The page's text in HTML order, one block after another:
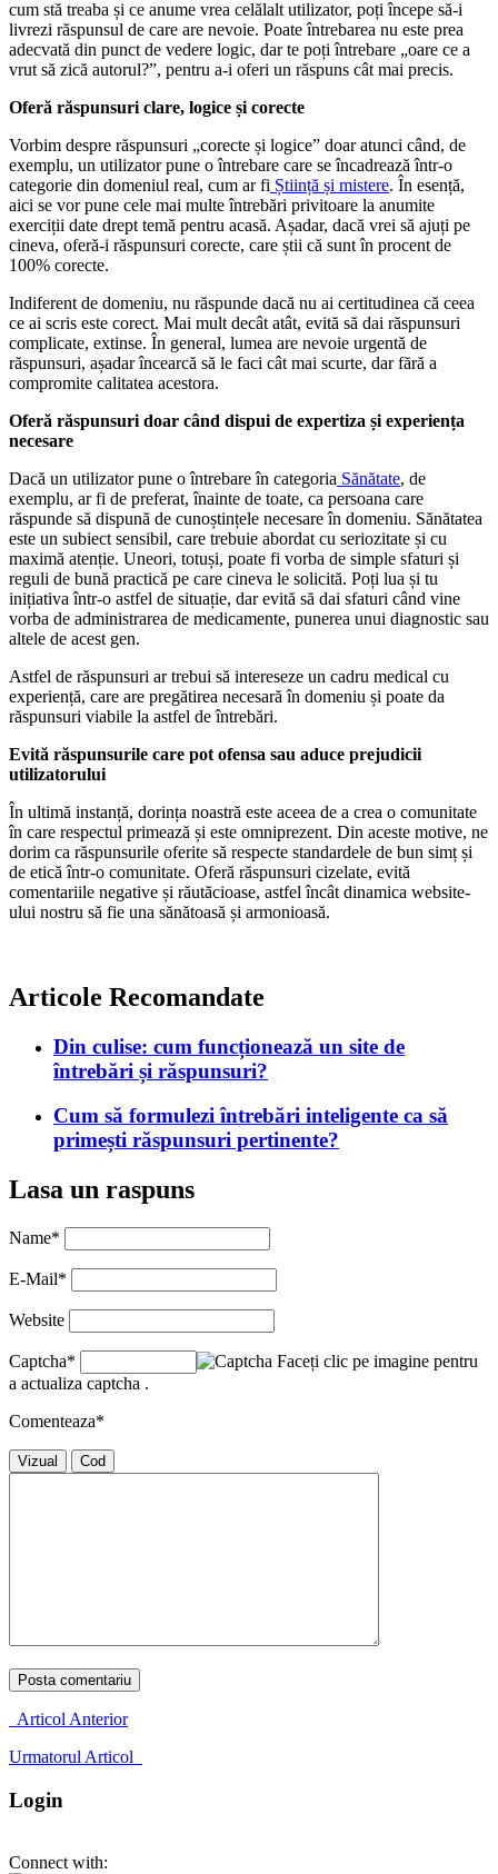
cum stă treaba și ce anume vrea celălalt utilizator, poți începe să-i
livrezi răspunsul de care are nevoie. Poate întrebarea nu este prea
adecvată din punct de vedere logic, dar te poți întrebare „oare ce a
vrut să zică autorul?”, pentru a-i oferi un răspuns cât mai precis.
Oferă răspunsuri clare, logice și corecte
Vorbim despre răspunsuri „corecte și logice” doar atunci când, de
exemplu, un utilizator pune o întrebare care se încadrează într-o
categorie din domeniul real, cum ar fi Știință și mistere. În esență,
aici se vor pune cele mai multe întrebări privitoare la anumite
exerciții date drept temă pentru acasă. Așadar, dacă vrei să ajuți pe
cineva, oferă-i răspunsuri corecte, care știi că sunt în procent de
100% corecte.
Indiferent de domeniu, nu răspunde dacă nu ai certitudinea că ceea
ce ai scris este corect. Mai mult decât atât, evită să dai răspunsuri
complicate, extinse. În general, lumea are nevoie urgentă de
răspunsuri, așadar încearcă să le faci cât mai scurte, dar fără a
compromite calitatea acestora.
Oferă răspunsuri doar când dispui de expertiza și experiența
necesare
Dacă un utilizator pune o întrebare în categoria Sănătate, de
exemplu, ar fi de preferat, înainte de toate, ca persoana care
răspunde să dispună de cunoștințele necesare în domeniu. Sănătatea
este un subiect sensibil, care trebuie abordat cu seriozitate și cu
maximă atenție. Uneori, totuși, poate fi vorba de simple sfaturi și
reguli de bună practică pe care cineva le solicită. Poți lua și tu
inițiativa într-o astfel de situație, dar evită să dai sfaturi când vine
vorba de administrarea de medicamente, punerea unui diagnostic sau
altele de acest gen.
Astfel de răspunsuri ar trebui să intereseze un cadru medical cu
experiență, care are pregătirea necesară în domeniu și poate da
răspunsuri viabile la astfel de întrebări.
Evită răspunsurile care pot ofensa sau aduce prejudicii
utilizatorului
În ultimă instanță, dorința noastră este aceea de a crea o comunitate
în care respectul primează și este omniprezent. Din aceste motive, ne
dorim ca răspunsurile oferite să respecte standardele de bun simț și
de etică într-o comunitate. Oferă răspunsuri cizelate, evită
comentariile negative și răutăcioase, astfel încât dinamica website-
ului nostru să fie una sănătoasă și armonioasă.
Articole Recomandate
Din culise: cum funcționează un site de
întrebări și răspunsuri?
Cum să formulezi întrebări inteligente ca să
primești răspunsuri pertinente?
Lasa un raspuns
Name*
E-Mail*
Website
Captcha*
Faceți clic pe imagine pentru
a actualiza captcha .
Comenteaza*
Vizual Cod
Articol Anterior
Urmatorul Articol
Login
Connect with: